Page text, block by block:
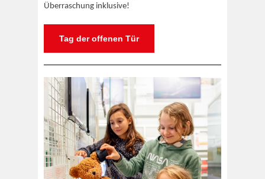
Überraschung inklusive!
Tag der offenen Tür